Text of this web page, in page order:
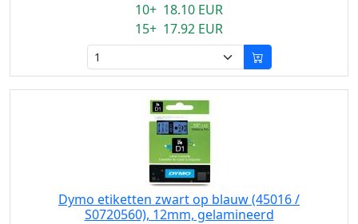
10+ 18.10 EUR
15+ 17.92 EUR
Dymo etiketten zwart op blauw (45016 /
S0720560), 12mm, gelamineerd